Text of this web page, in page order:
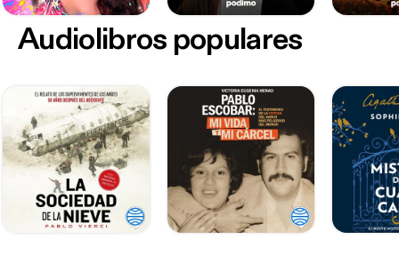
Audiolibros populares